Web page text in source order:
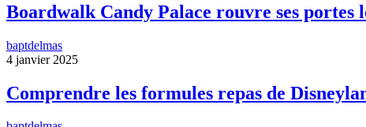
Boardwalk Candy Palace rouvre ses
baptdelmas
4 janvier 2025
Comprendre les formules repas de